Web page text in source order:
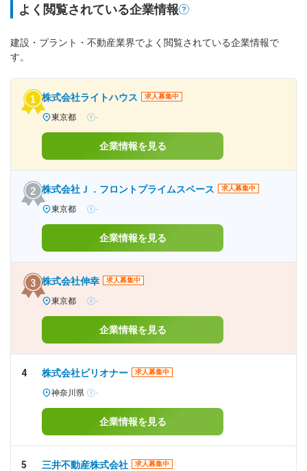
よく閲覧されている企業情報
建設・プラント・不動産業界でよく閲覧されている企業情報で
す。
株式会社ライトハウス 求人募集中
東京都 -
企業情報を見る
株式会社Ｊ．フロントプライムスペース 求人募集中
東京都 -
企業情報を見る
株式会社伸幸 求人募集中
東京都 -
企業情報を見る
4 株式会社ビリオナー 求人募集中
神奈川県 -
企業情報を見る
5 三井不動産株式会社 求人募集中